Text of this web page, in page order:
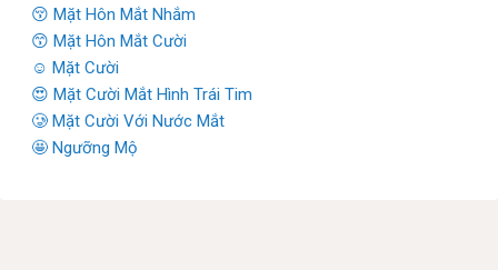
😚 Mặt Hôn Mắt Nhắm
😙 Mặt Hôn Mắt Cười
☺ Mặt Cười
😍 Mặt Cười Mắt Hình Trái Tim
🥲 Mặt Cười Với Nước Mắt
🤩 Ngưỡng Mộ